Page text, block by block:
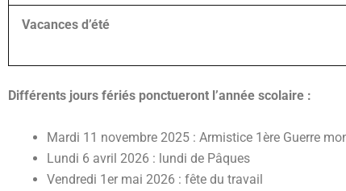
Vacances d’été
Différents jours fériés ponctueront l’année scolaire :
Mardi 11 novembre 2025 : Armistice 1ère Guerre
Lundi 6 avril 2026 : lundi de Pâques
Vendredi 1er mai 2026 : fête du travail